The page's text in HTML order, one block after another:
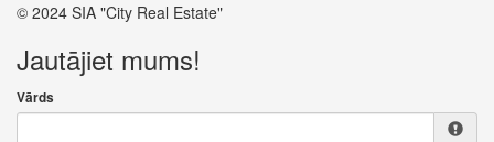
© 2024 SIA "City Real Estate"
Jautājiet mums!
Vārds